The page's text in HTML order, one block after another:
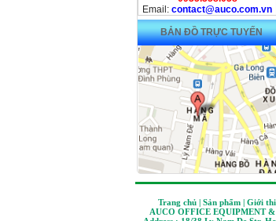
Email: contact@auco.com.vn
BẢN ĐỒ TRỰC TUYẾN
Trang chủ | Sản phẩm | Giới
AUCO OFFICE EQUIPMENT